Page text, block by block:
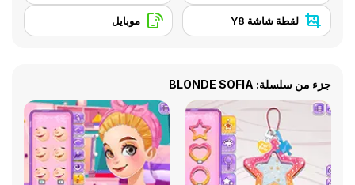
لقطة شاشة Y8 موبايل
جزء من سلسلة: BLONDE SOFIA